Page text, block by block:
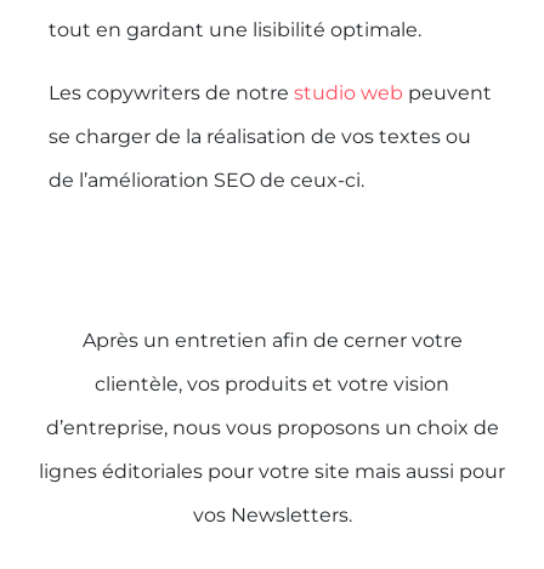
tout en gardant une lisibilité optimale.
Les copywriters de notre studio web peuvent
se charger de la réalisation de vos textes ou
de l’amélioration SEO de ceux-ci.
Après un entretien afin de cerner votre
clientèle, vos produits et votre vision
d’entreprise, nous vous proposons un choix de
lignes éditoriales pour votre site mais aussi pour
vos Newsletters.